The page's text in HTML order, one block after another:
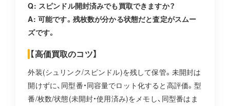
Q: スピンドル開封済みでも買取できますか？
A: 可能です。残枚数が分かる状態だと査定がスムー
ズです。
【高価買取のコツ】
外装(シュリンク/スピンドル)を残して保管。未開封は
開けずに、同型番・同容量でロット化すると高評価。型
番/枚数/状態(未開封・使用済み)をメモし、同型番はま